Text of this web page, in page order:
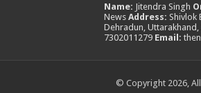
Name: Jitendra Singh
News Address: Shivlok
Dehradun,
7302011279 Email:
© Copyright 2026, All